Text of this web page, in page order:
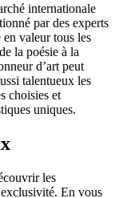
internationale
par des experts
valeur tous les
la poésie à la
d’art peut
talentueux les
choisies et
uniques.
les
En vous